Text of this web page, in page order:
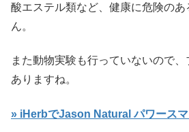
酸エステル類など、健康に危険の
ん。
また動物実験も行っていないので
ありますね。
» iHerbでJason Natural パワース